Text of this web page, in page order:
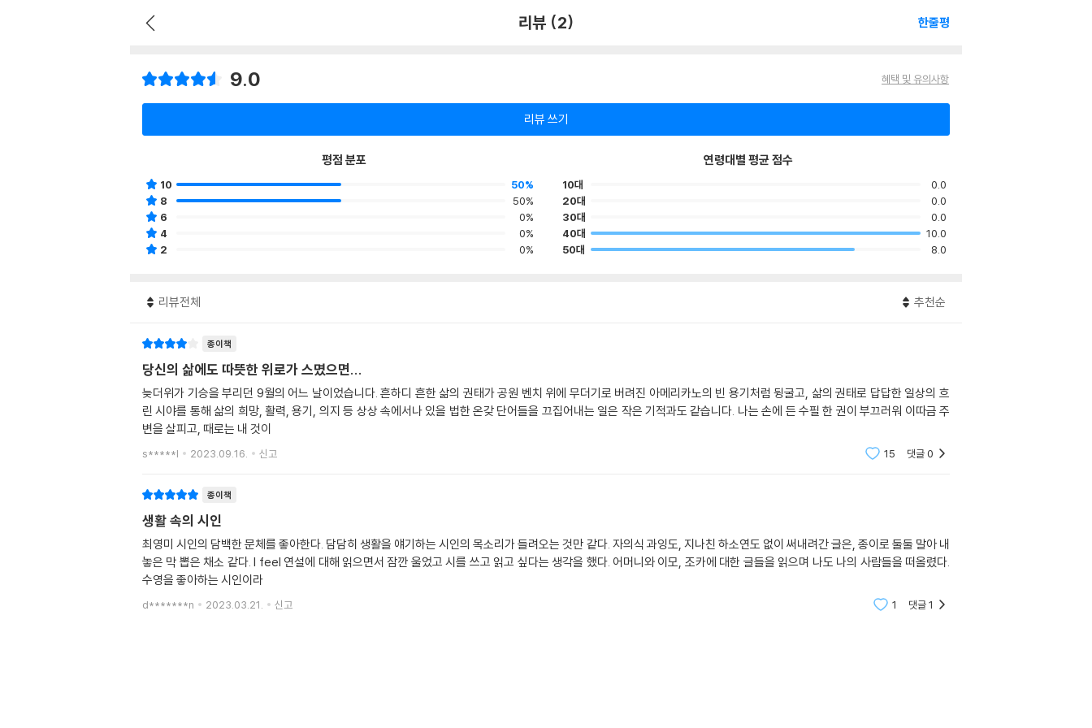
리뷰 (2) 한줄평
9.0 혜택 및 유의사항
리뷰 쓰기
평점 분포
10
50%
8
50%
6
0%
4
0%
2
0%
연령대별 평균 점수
10대
0.0
20대
0.0
30대
0.0
40대
10.0
50대
8.0
리뷰전체 추천순
종이책
당신의 삶에도 따뜻한 위로가 스몄으면...
늦더위가 기승을 부리던 9월의 어느 날이었습니다. 흔하디 흔한 삶의 권태가 공원 벤치 위에 무더기로 버려진 아메리카노의 빈 용기처럼 뒹굴고, 삶의 권태로 답답한 일상의 흐
린 시야를 통해 삶의 희망, 활력, 용기, 의지 등 상상 속에서나 있을 법한 온갖 단어들을 끄집어내는 일은 작은 기적과도 같습니다. 나는 손에 든 수필 한 권이 부끄러워 이따금 주
변을 살피고, 때로는 내 것이
s*****l 2023.09.16. 신고 15 댓글0
종이책
생활 속의 시인
최영미 시인의 담백한 문체를 좋아한다. 담담히 생활을 얘기하는 시인의 목소리가 들려오는 것만 같다. 자의식 과잉도, 지나친 하소연도 없이 써내려간 글은, 종이로 둘둘 말아 내
놓은 막 뽑은 채소 같다. I feel 연설에 대해 읽으면서 잠깐 울었고 시를 쓰고 읽고 싶다는 생각을 했다. 어머니와 이모, 조카에 대한 글들을 읽으며 나도 나의 사람들을 떠올렸다.
수영을 좋아하는 시인이라
d*******n 2023.03.21. 신고 1 댓글1